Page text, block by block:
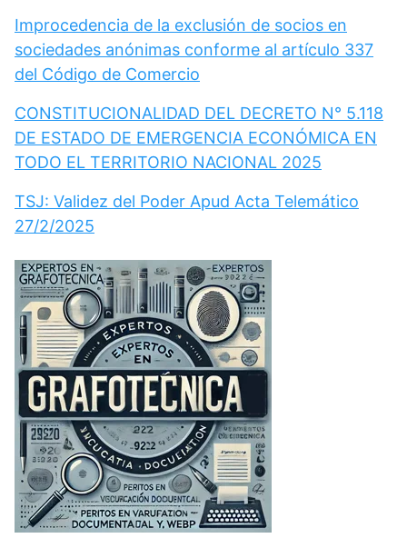
Improcedencia de la exclusión de socios en
sociedades anónimas conforme al artículo 337
del Código de Comercio
CONSTITUCIONALIDAD DEL DECRETO N° 5.118
DE ESTADO DE EMERGENCIA ECONÓMICA EN
TODO EL TERRITORIO NACIONAL 2025
TSJ: Validez del Poder Apud Acta Telemático
27/2/2025